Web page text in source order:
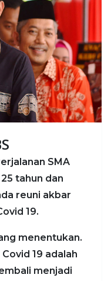
SMA
tahun dan
reuni akbar
19.
menentukan.
19 adalah
menjadi